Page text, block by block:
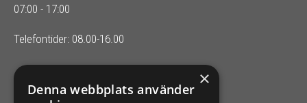
07:00 - 17:00
Telefontider: 08.00-16.00
SIXTEN NILSSONS ×
Denna webbplats använder